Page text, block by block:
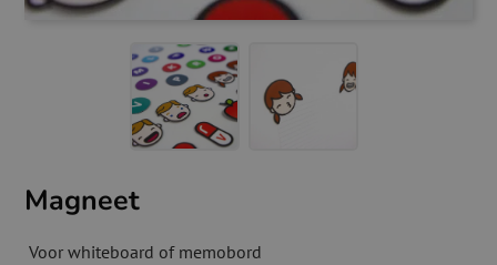
Magneet
Voor whiteboard of memobord